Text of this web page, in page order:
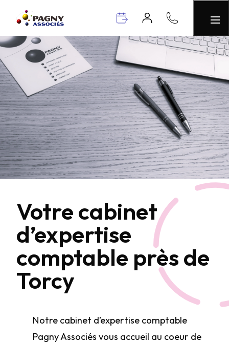
Votre cabinet
d’expertise
comptable près de
Torcy
Notre cabinet d’expertise comptable
Pagny Associés vous accueil au coeur de